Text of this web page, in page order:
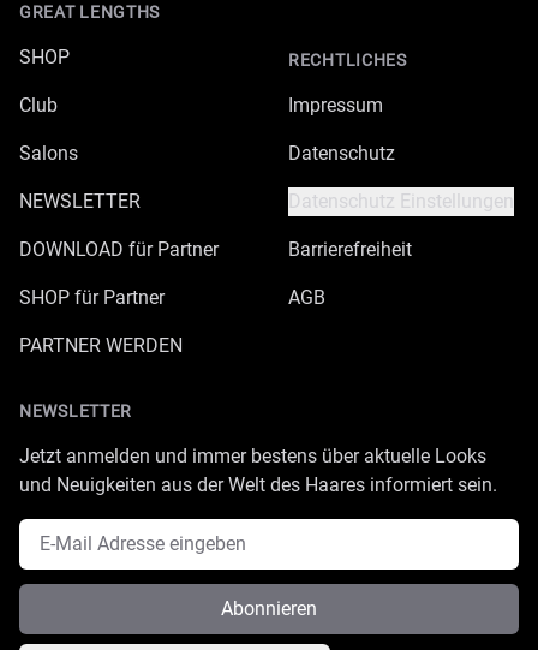
GREAT LENGTHS
SHOP
Club
Salons
NEWSLETTER
DOWNLOAD für Partner
SHOP für Partner
PARTNER WERDEN
RECHTLICHES
Impressum
Datenschutz
Datenschutz Einstellungen
Barrierefreiheit
AGB
NEWSLETTER
Jetzt anmelden und immer bestens über aktuelle Looks
und Neuigkeiten aus der Welt des Haares informiert sein.
E-Mail Adresse
Abonnieren